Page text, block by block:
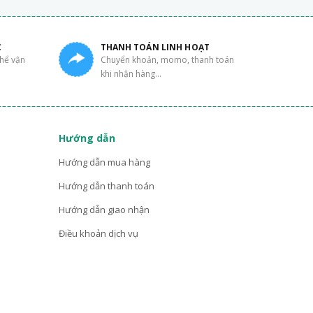
vận
THANH TOÁN LINH HOẠT
Chuyển khoản, momo, thanh toán
khi nhận hàng...
Hướng dẫn
Hướng dẫn mua hàng
Hướng dẫn thanh toán
Hướng dẫn giao nhận
Điều khoản dịch vụ